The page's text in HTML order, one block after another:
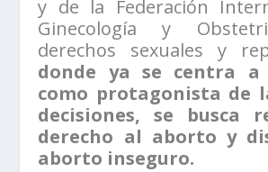
y de la Federación
Ginecología y
derechos sexuales y
donde ya se centra
como protagonista de
decisiones, se busca
derecho al aborto y
aborto inseguro.